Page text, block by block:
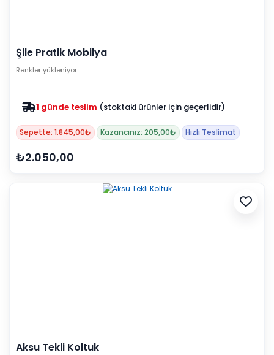
Şile Pratik Mobilya
Renkler yükleniyor…
1 günde teslim (stoktaki ürünler için geçerlidir)
Sepette: 1.845,00₺ Kazancınız: 205,00₺ Hızlı Teslimat
₺2.050,00
Aksu Tekli Koltuk